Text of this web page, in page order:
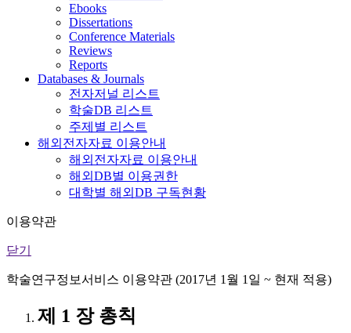
Ebooks
Dissertations
Conference Materials
Reviews
Reports
Databases & Journals
전자저널 리스트
학술DB 리스트
주제별 리스트
해외전자자료 이용안내
해외전자자료 이용안내
해외DB별 이용권한
대학별 해외DB 구독현황
이용약관
닫기
학술연구정보서비스 이용약관 (2017년 1월 1일 ~ 현재 적용)
제 1 장 총칙